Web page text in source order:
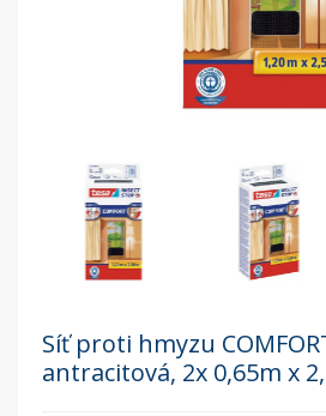
Síť proti hmyzu
antracitová, 2x 0,65m x